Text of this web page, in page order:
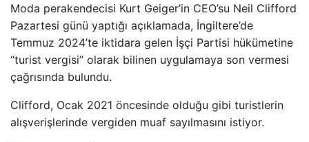
Moda perakendecisi Kurt Geiger’in CEO’su Neil Clifford
Pazartesi günü yaptığı açıklamada, İngiltere’de
Temmuz 2024’te iktidara gelen İşçi Partisi hükümetine
“turist vergisi” olarak bilinen uygulamaya son vermesi
çağrısında bulundu.
Clifford, Ocak 2021 öncesinde olduğu gibi turistlerin
alışverişlerinde vergiden muaf sayılmasını istiyor.